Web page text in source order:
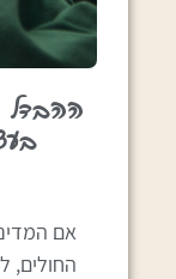
ההבדל
אם
החולים,